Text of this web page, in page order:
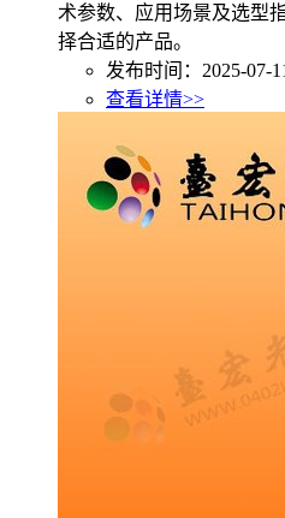
术参数、应用场景及选型
择合适的产品。
发布时间：2025-07-
查看详情>>